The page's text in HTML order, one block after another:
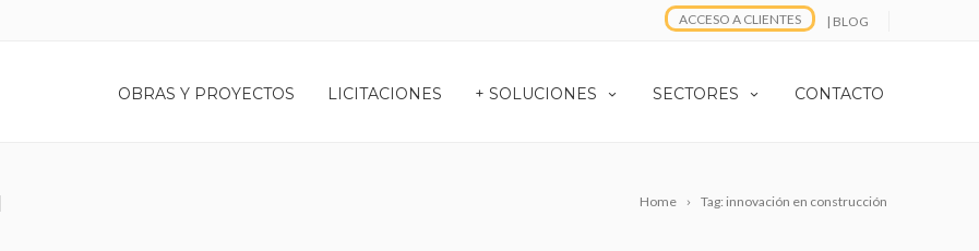
ACCESO A CLIENTES | BLOG
OBRAS Y PROYECTOS LICITACIONES + SOLUCIONES SECTORES CONTACTO
Home Tag: innovación en construcción